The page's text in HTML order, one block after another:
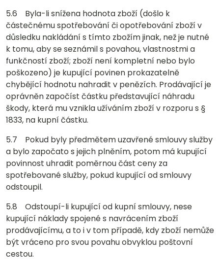
5.6 Byla-li snížena hodnota zboží (došlo k
částečnému spotřebování či opotřebování zboží v
důsledku nakládání s tímto zbožím jinak, než je nutné
k tomu, aby se seznámil s povahou, vlastnostmi a
funkčností zboží; zboží není kompletní nebo bylo
poškozeno) je kupující povinen prokazatelně
chybějící hodnotu nahradit v penězích. Prodávající je
oprávněn započíst částku představující náhradu
škody, která mu vznikla užíváním zboží v rozporu s §
1833, na kupní částku.
5.7 Pokud byly předmětem uzavřené smlouvy služby
a bylo započato s jejich plněním, potom má kupující
povinnost uhradit poměrnou část ceny za
spotřebované služby, pokud kupující od smlouvy
odstoupil.
5.8 Odstoupí-li kupující od kupní smlouvy, nese
kupující náklady spojené s navrácením zboží
prodávajícímu, a to i v tom případě, kdy zboží nemůže
být vráceno pro svou povahu obvyklou poštovní
cestou.